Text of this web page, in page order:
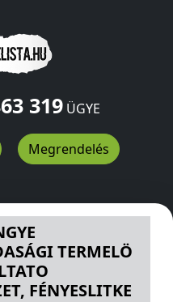
319ÜGYE
Megrendelés
TERMELÖ ÉS
TERMELÖ
FÉNYESLITKE